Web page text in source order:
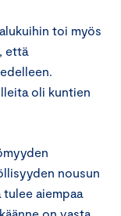
toi myös
että
oli kuntien
nousun
aiempaa